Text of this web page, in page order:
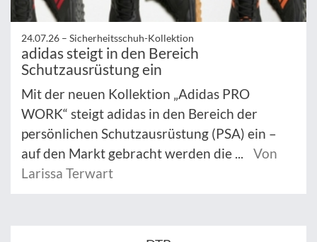
24.07.26 – Sicherheitsschuh-Kollektion
adidas steigt in den Bereich
Schutzausrüstung ein
Mit der neuen Kollektion „Adidas PRO
WORK“ steigt adidas in den Bereich der
persönlichen Schutzausrüstung (PSA) ein –
auf den Markt gebracht werden die ...
Von
Larissa Terwart